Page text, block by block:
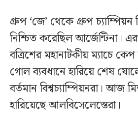
গ্রুপ ‘জে’ থেকে গ্রুপ চ্যাম্পিয়ন
নিশ্চিত করেছিল আর্জেন্টিনা।
বত্রিশের মহানাটকীয় ম্যাচে
গোল ব্যবধানে হারিয়ে শেষ
বর্তমান বিশ্বচ্যাম্পিয়নরা। আজ
হারিয়েছে আলবিসেলেস্তেরা।